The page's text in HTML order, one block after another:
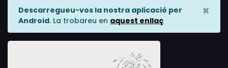
Descarregueu-vos la nostra aplicació per
Android. La trobareu en aquest enllaç
×